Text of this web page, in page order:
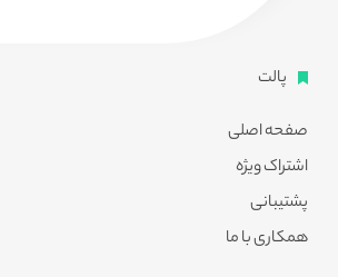
پالت
صفحه اصلی
اشتراک ویژه
پشتیبانی
همکاری با ما